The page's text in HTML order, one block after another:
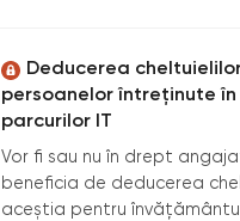
Deducerea
persoanelor întreținute
parcurilor IT
Vor fi sau nu în drept
beneficia de deducerea
aceștia pentru